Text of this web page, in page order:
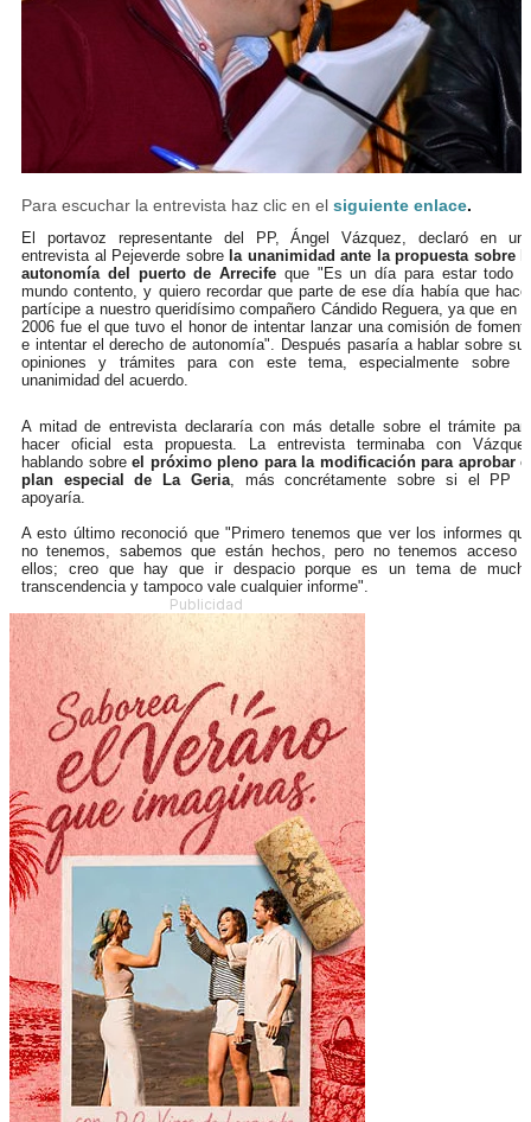
Para escuchar la entrevista haz clic en el siguiente enlace.
El portavoz representante del PP, Ángel Vázquez, declaró en
entrevista al Pejeverde sobre la unanimidad ante la propuesta sobre
autonomía del puerto de Arrecife que "Es un día para estar todo
mundo contento, y quiero recordar que parte de ese día había que
partícipe a nuestro queridísimo compañero Cándido Reguera, ya que en
2006 fue el que tuvo el honor de intentar lanzar una comisión de
e intentar el derecho de autonomía". Después pasaría a hablar sobre
opiniones y trámites para con este tema, especialmente sobre
unanimidad del acuerdo.
A mitad de entrevista declararía con más detalle sobre el trámite
hacer oficial esta propuesta. La entrevista terminaba con
hablando sobre el próximo pleno para la modificación para aprobar
plan especial de La Geria, más concrétamente sobre si el PP
apoyaría.
A esto último reconoció que "Primero tenemos que ver los informes
no tenemos, sabemos que están hechos, pero no tenemos acceso
ellos; creo que hay que ir despacio porque es un tema de
transcendencia y tampoco vale cualquier informe".
Publicidad